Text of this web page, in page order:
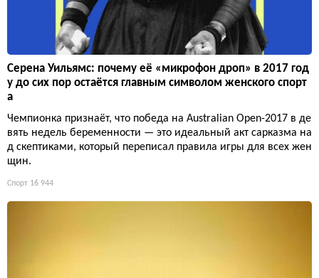
Серена Уильямс: почему её «микрофон дроп» в 2017 год
у до сих пор остаётся главным символом женского спорт
а
Чемпионка признаёт, что победа на Australian Open-2017 в де
вять недель беременности — это идеальный акт сарказма на
д скептиками, который переписал правила игры для всех жен
щин.
Спорт 16 944